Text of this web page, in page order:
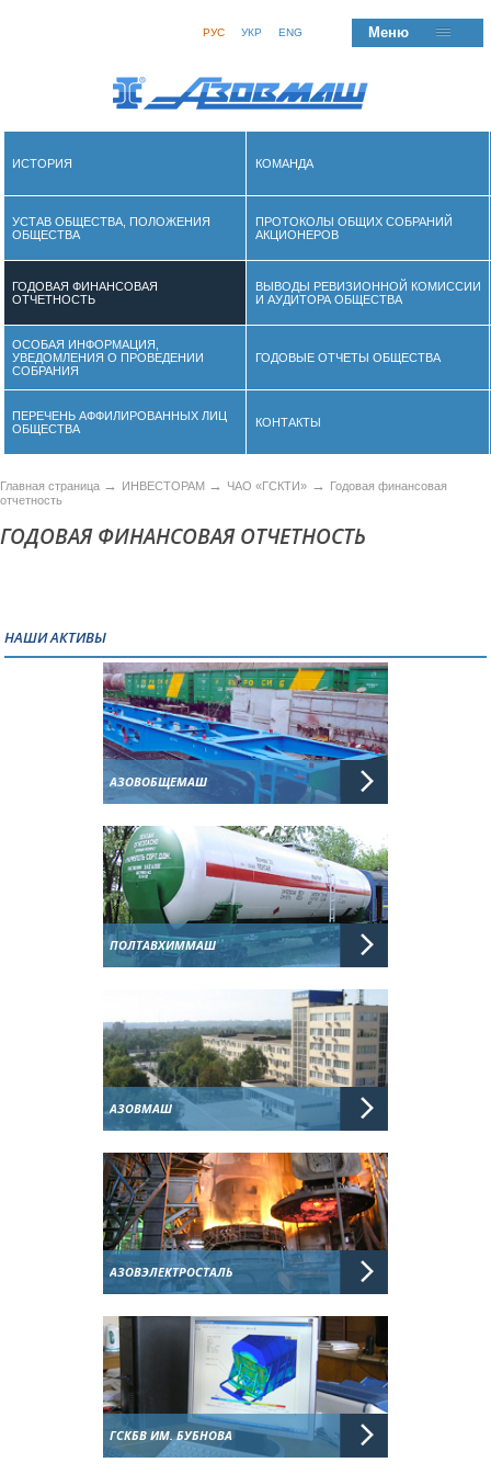
РУС УКР ENG Меню
ИСТОРИЯ КОМАНДА
УСТАВ ОБЩЕСТВА, ПОЛОЖЕНИЯ
ОБЩЕСТВА
ПРОТОКОЛЫ ОБЩИХ СОБРАНИЙ
АКЦИОНЕРОВ
ГОДОВАЯ ФИНАНСОВАЯ
ОТЧЕТНОСТЬ
ВЫВОДЫ РЕВИЗИОННОЙ КОМИССИИ
И АУДИТОРА ОБЩЕСТВА
ОСОБАЯ ИНФОРМАЦИЯ,
УВЕДОМЛЕНИЯ О ПРОВЕДЕНИИ
СОБРАНИЯ
ГОДОВЫЕ ОТЧЕТЫ ОБЩЕСТВА
ПЕРЕЧЕНЬ АФФИЛИРОВАННЫХ ЛИЦ
ОБЩЕСТВА
КОНТАКТЫ
Главная страница → ИНВЕСТОРАМ → ЧАО «ГСКТИ» →
Годовая финансовая
отчетность
ГОДОВАЯ ФИНАНСОВАЯ ОТЧЕТНОСТЬ
НАШИ АКТИВЫ
АЗОВОБЩЕМАШ
ПОЛТАВХИММАШ
АЗОВМАШ
АЗОВЭЛЕКТРОСТАЛЬ
ГСКБВ ИМ. БУБНОВА